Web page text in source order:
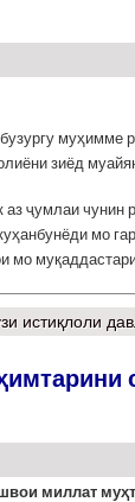
муҳимме
зиёд
ҷумлаи чунин
мо
мо
истиқлоли
миллат